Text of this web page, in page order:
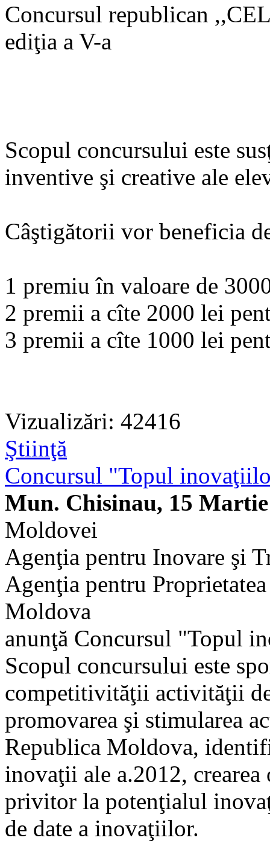
Concursul republican
ediţia a V-a
Scopul concursului este
inventive şi creative ale
Câştigătorii vor beneficia
1 premiu în valoare de
2 premii a cîte 2000 lei
3 premii a cîte 1000 lei
Vizualizări: 42416
Ştiinţă
Concursul "Topul
Mun. Chisinau, 15
Moldovei
Agenţia pentru Inovare şi
Agenţia pentru
Moldova
anunţă Concursul "Topul
Scopul concursului este
competitivităţii activităţii
promovarea şi stimularea
Republica Moldova,
inovaţii ale a.2012,
privitor la potenţialul
de date a inovaţiilor.